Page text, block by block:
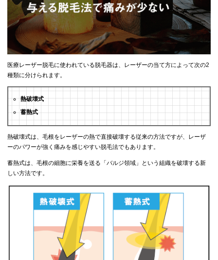
医療レーザー脱毛に使われている脱毛器は、レーザーの当て方によって次の2
種類に分けられます。
熱破壊式
蓄熱式
熱破壊式は、毛根をレーザーの熱で直接破壊する従来の方法ですが、レーザ
ーのパワーが強く痛みを感じやすい脱毛法でもあります。
蓄熱式は、毛根の細胞に栄養を送る「バルジ領域」という組織を破壊する新
しい方法です。